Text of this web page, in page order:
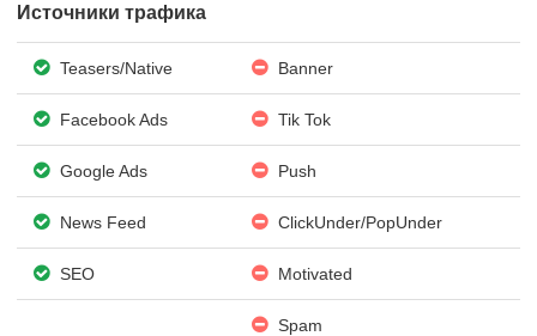
Источники трафика
Teasers/Native Banner
Facebook Ads Tik Tok
Google Ads Push
News Feed ClickUnder/PopUnder
SEO Motivated
Spam